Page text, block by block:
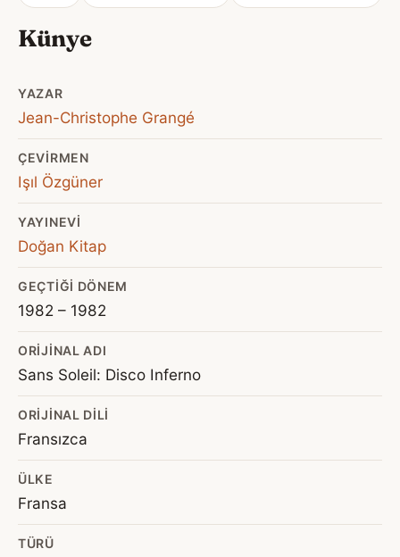
Künye
YAZAR
Jean-Christophe Grangé
ÇEVIRMEN
Işıl Özgüner
YAYINEVI
Doğan Kitap
GEÇTIĞI DÖNEM
1982 – 1982
ORIJINAL ADI
Sans Soleil: Disco Inferno
ORIJINAL DILI
Fransızca
ÜLKE
Fransa
TÜRÜ